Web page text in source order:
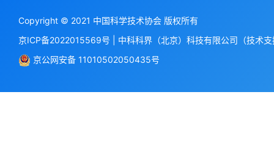
Copyright © 2021 中国科学技术协会 版权所有
京ICP备2022015569号
中科科界（北京）科技有限公司（技术
京公网安备 11010502050435号